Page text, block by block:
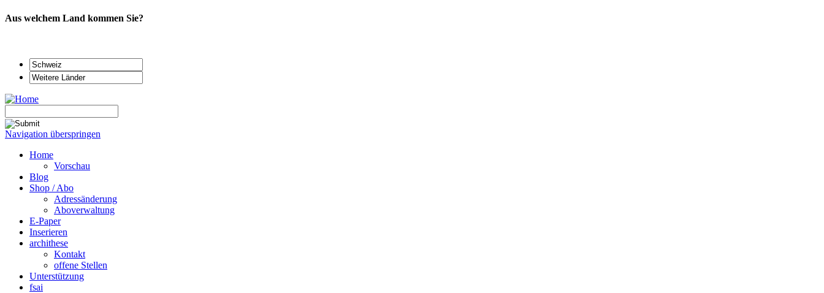
Aus welchem Land kommen Sie?
Navigation überspringen
Home
Vorschau
Blog
Shop / Abo
Adressänderung
Aboverwaltung
E-Paper
Inserieren
archithese
Kontakt
offene Stellen
Unterstützung
fsai